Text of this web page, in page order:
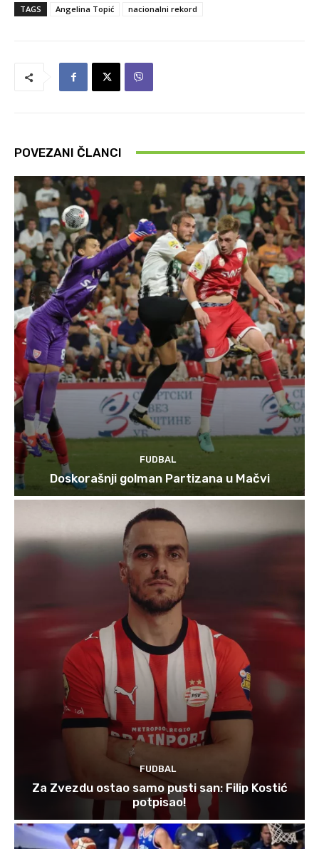
TAGS Angelina Topić nacionalni rekord
POVEZANI ČLANCI
FUDBAL
Doskorašnji golman Partizana u Mačvi
FUDBAL
Za Zvezdu ostao samo pusti san: Filip Kostić
potpisao!